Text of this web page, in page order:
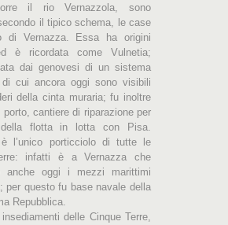
il rio Vernazzola, sono
il tipico schema, le case
di Vernazza. Essa ha origini
è ricordata come Vulnetia;
dai genovesi di un sistema
di cui ancora oggi sono visibili
della cinta muraria; fu inoltre
cantiere di riparazione per
flotta in lotta con Pisa.
è l’unico porticciolo di tutte le
infatti è a Vernazza che
anche oggi i mezzi marittimi
per questo fu base navale della
Repubblica.
delle Cinque Terre,